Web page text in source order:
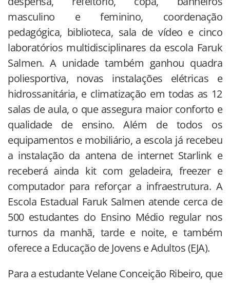
masculino e feminino, coordenação
pedagógica, biblioteca, sala de vídeo e cinco
laboratórios multidisciplinares da escola Faruk
Salmen. A unidade também ganhou quadra
poliesportiva, novas instalações elétricas e
hidrossanitária, e climatização em todas as 12
salas de aula, o que assegura maior conforto e
qualidade de ensino. Além de todos os
equipamentos e mobiliário, a escola já recebeu
a instalação da antena de internet Starlink e
receberá ainda kit com geladeira, freezer e
computador para reforçar a infraestrutura. A
Escola Estadual Faruk Salmen atende cerca de
500 estudantes do Ensino Médio regular nos
turnos da manhã, tarde e noite, e também
oferece a Educação de Jovens e Adultos (EJA).
Para a estudante Velane Conceição Ribeiro, que